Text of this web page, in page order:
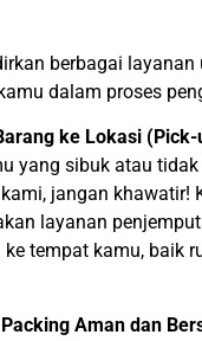
berbagai
dalam proses
ke Lokasi (Pick-
yang sibuk atau
jangan khawatir!
layanan
ke tempat kamu, baik
Aman dan